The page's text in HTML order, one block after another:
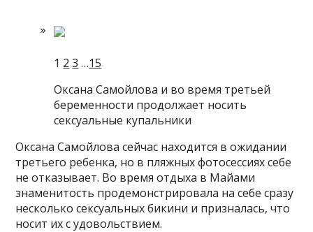
1 2 3 …15
Оксана Самойлова и во время третьей
беременности продолжает носить
сексуальные купальники
Оксана Самойлова сейчас находится в ожидании
третьего ребенка, но в пляжных фотосессиях себе
не отказывает. Во время отдыха в Майами
знаменитость продемонстрировала на себе сразу
несколько сексуальных бикини и призналась, что
носит их с удовольствием.